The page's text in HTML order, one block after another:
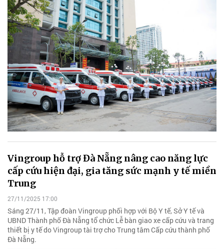
Vingroup hỗ trợ Đà Nẵng nâng cao năng lực
cấp cứu hiện đại, gia tăng sức mạnh y tế miền
Trung
27/11/2025 17:00
Sáng 27/11, Tập đoàn Vingroup phối hợp với Bộ Y tế, Sở Y tế và
UBND Thành phố Đà Nẵng tổ chức Lễ bàn giao xe cấp cứu và trang
thiết bị y tế do Vingroup tài trợ cho Trung tâm Cấp cứu thành phố
Đà Nẵng.